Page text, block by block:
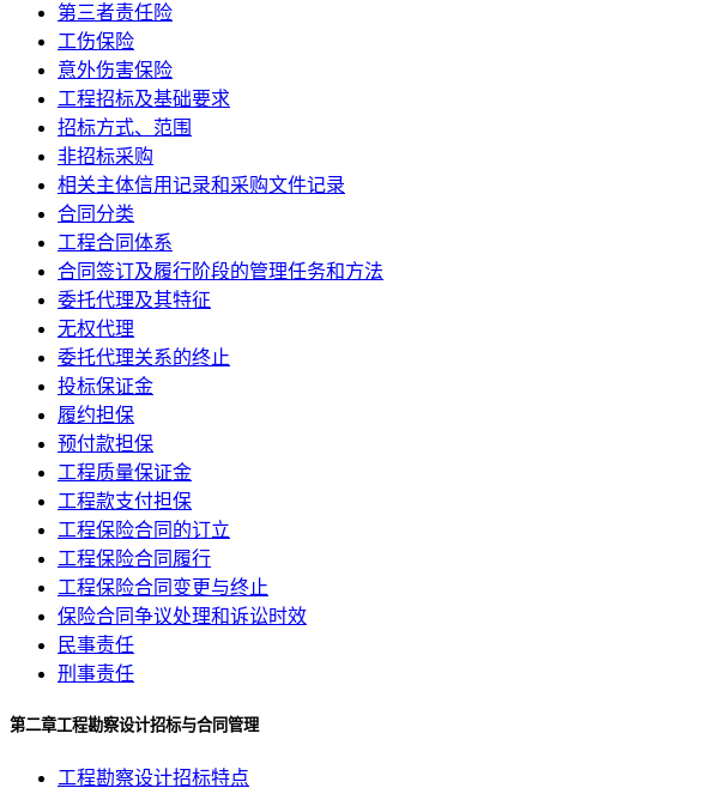
第三者责任险
工伤保险
意外伤害保险
工程招标及基础要求
招标方式、范围
非招标采购
相关主体信用记录和采购文件记录
合同分类
工程合同体系
合同签订及履行阶段的管理任务和方法
委托代理及其特征
无权代理
委托代理关系的终止
投标保证金
履约担保
预付款担保
工程质量保证金
工程款支付担保
工程保险合同的订立
工程保险合同履行
工程保险合同变更与终止
保险合同争议处理和诉讼时效
民事责任
刑事责任
第二章工程勘察设计招标与合同管理
工程勘察设计招标特点